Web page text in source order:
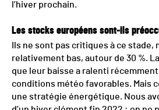
l’hiver prochain.
Les stocks européens sont-ils
Ils ne sont pas critiques à ce
relativement bas, autour de 30 %.
que leur baisse a ralenti récemment
conditions météo favorables. Mais
une stratégie énergétique. Nous